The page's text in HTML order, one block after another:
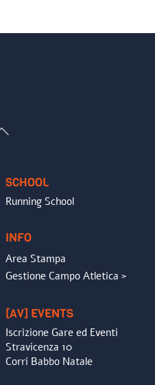
Back
SCHOOL
Running School
INFO
Area Stampa
Gestione Campo Atletica >
[AV] EVENTS
Iscrizione Gare ed Eventi
Stravicenza 10
Corri Babbo Natale